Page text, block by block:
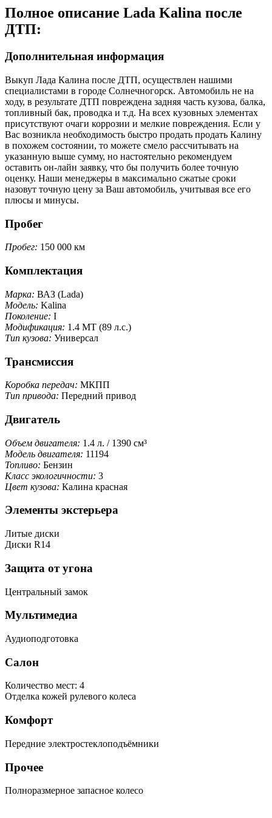
Полное описание Lada Kalina после
ДТП:
Дополнительная информация
Выкуп Лада Калина после ДТП, осуществлен нашими
специалистами в городе Солнечногорск. Автомобиль не на
ходу, в результате ДТП повреждена задняя часть кузова, балка,
топливный бак, проводка и т.д. На всех кузовных элементах
присутствуют очаги коррозии и мелкие повреждения. Если у
Вас возникла необходимость быстро продать продать Калину
в похожем состоянии, то можете смело рассчитывать на
указанную выше сумму, но настоятельно рекомендуем
оставить он-лайн заявку, что бы получить более точную
оценку. Наши менеджеры в максимально сжатые сроки
назовут точную цену за Ваш автомобиль, учитывая все его
плюсы и минусы.
Пробег
Пробег: 150 000 км
Комплектация
Марка: ВАЗ (Lada)
Модель: Kalina
Поколение: I
Модификация: 1.4 MT (89 л.с.)
Тип кузова: Универсал
Трансмиссия
Коробка передач: МКПП
Тип привода: Передний привод
Двигатель
Объем двигателя: 1.4 л. / 1390 см³
Модель двигателя: 11194
Топливо: Бензин
Класс экологичности: 3
Цвет кузова: Калина красная
Элементы экстерьера
Литые диски
Диски R14
Защита от угона
Центральный замок
Мультимедиа
Аудиоподготовка
Салон
Количество мест: 4
Отделка кожей рулевого колеса
Комфорт
Передние электростеклоподъёмники
Прочее
Полноразмерное запасное колесо